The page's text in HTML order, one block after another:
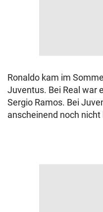
Ronaldo kam im
Juventus. Bei Real war
Sergio Ramos. Bei
anscheinend noch